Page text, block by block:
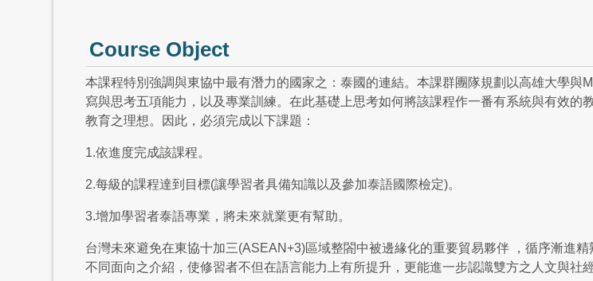
Course Object
本課程特別強調與東協中最有潛力的國家之：泰國的連結。本課群團隊規劃以高雄大學與
寫與思考五項能力，以及專業訓練。在此基礎上思考如何將該課程作一番有系統與有效
教育之理想。因此，必須完成以下課題：
1.依進度完成該課程。
2.每級的課程達到目標(讓學習者具備知識以及參加泰語國際檢定)。
3.增加學習者泰語專業，將未來就業更有幫助。
台灣未來避免在東協十加三(ASEAN+3)區域整閤中被邊緣化的重要貿易夥伴 ，循序漸進
不同面向之介紹，使修習者不但在語言能力上有所提升，更能進一步認識雙方之人文與社經